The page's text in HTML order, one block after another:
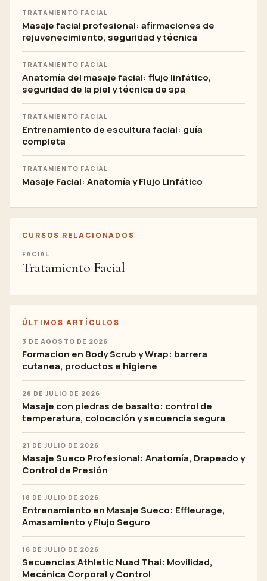
TRATAMIENTO FACIAL
Masaje facial profesional: afirmaciones de
rejuvenecimiento, seguridad y técnica
TRATAMIENTO FACIAL
Anatomía del masaje facial: flujo linfático,
seguridad de la piel y técnica de spa
TRATAMIENTO FACIAL
Entrenamiento de escultura facial: guía
completa
TRATAMIENTO FACIAL
Masaje Facial: Anatomía y Flujo Linfático
CURSOS RELACIONADOS
FACIAL
Tratamiento Facial
ÚLTIMOS ARTÍCULOS
3 DE AGOSTO DE 2026
Formacion en Body Scrub y Wrap: barrera
cutanea, productos e higiene
28 DE JULIO DE 2026
Masaje con piedras de basalto: control de
temperatura, colocación y secuencia segura
21 DE JULIO DE 2026
Masaje Sueco Profesional: Anatomía, Drapeado y
Control de Presión
18 DE JULIO DE 2026
Entrenamiento en Masaje Sueco: Effleurage,
Amasamiento y Flujo Seguro
16 DE JULIO DE 2026
Secuencias Athletic Nuad Thai: Movilidad,
Mecánica Corporal y Control